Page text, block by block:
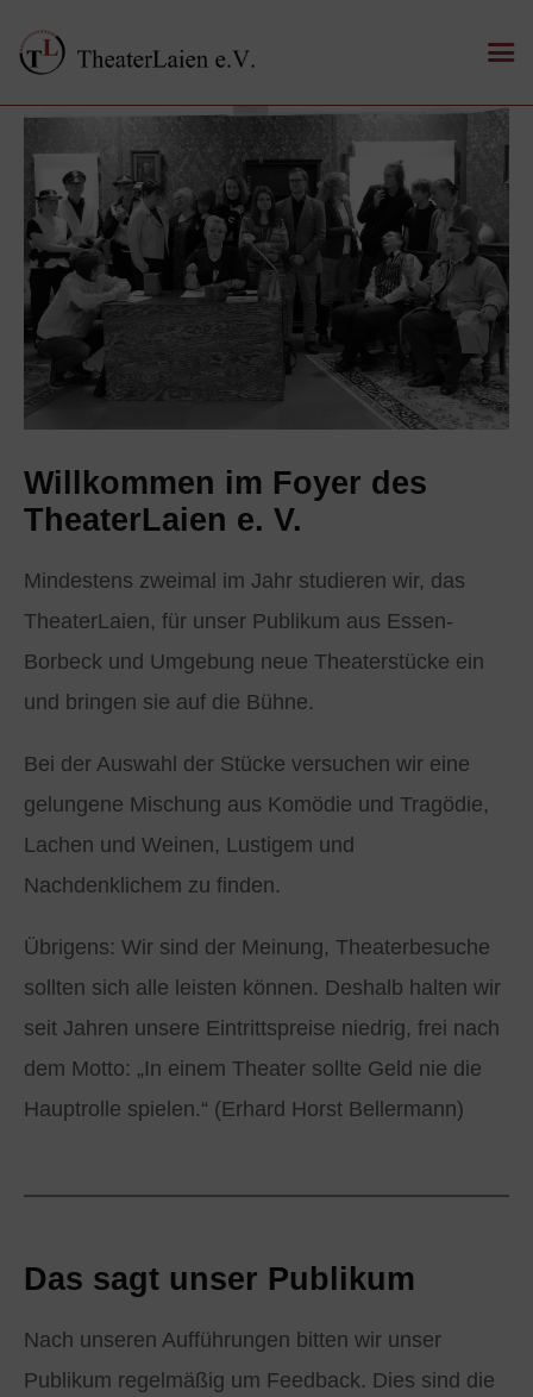
Willkommen im Foyer des
TheaterLaien e. V.
Mindestens zweimal im Jahr studieren wir, das
TheaterLaien, für unser Publikum aus Essen-
Borbeck und Umgebung neue Theaterstücke ein
und bringen sie auf die Bühne.
Bei der Auswahl der Stücke versuchen wir eine
gelungene Mischung aus Komödie und Tragödie,
Lachen und Weinen, Lustigem und
Nachdenklichem zu finden.
Übrigens: Wir sind der Meinung, Theaterbesuche
sollten sich alle leisten können. Deshalb halten wir
seit Jahren unsere Eintrittspreise niedrig, frei nach
dem Motto: „In einem Theater sollte Geld nie die
Hauptrolle spielen.“ (Erhard Horst Bellermann)
Das sagt unser Publikum
Nach unseren Aufführungen bitten wir unser
Publikum regelmäßig um Feedback. Dies sind die